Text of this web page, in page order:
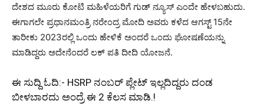
ದೇಶದ ಮೂರು ಕೋಟಿ ಮಹಿಳೆಯರಿಗೆ ಗುಡ್ ನ್ಯೂಸ್ ಎಂದೇ ಹೇಳಬಹುದು.
ಈಗಾಗಲೇ ಪ್ರಧಾನಮಂತ್ರಿ ನರೇಂದ್ರ ಮೋದಿ ಅವರು ಕಳೆದ ಆಗಸ್ಟ್ 15ನೇ
ತಾರೀಕು 2023ರಲ್ಲಿ ಒಂದು ಹೇಳಿಕೆ ಅಂದರೆ ಒಂದು ಘೋಷಣೆಯನ್ನು
ಮಾಡಿದ್ದರು ಅದೇನೆಂದರೆ ಲಕ್ ಪತಿ ದೀದಿ ಯೋಜನೆ.
ಈ ಸುದ್ದಿ ಓದಿ:- HSRP ನಂಬರ್ ಪ್ಲೇಟ್ ಇಲ್ಲದಿದ್ದರು ದಂಡ
ಬೀಳಬಾರದು ಅಂದ್ರೆ ಈ 2 ಕೆಲಸ ಮಾಡಿ.!